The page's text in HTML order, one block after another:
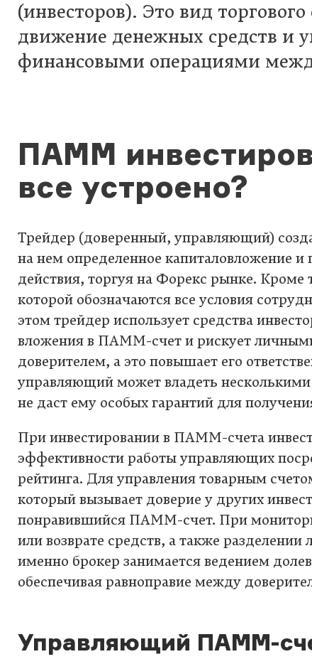
(инвесторов). Это вид
движение денежных средств и
финансовыми операциями
ПАММ
все устроено?
Трейдер (доверенный, управляющий)
на нем определенное капиталовложение и
действия, торгуя на Форекс рынке. Кроме
которой обозначаются все условия
этом трейдер использует средства
вложения в ПАММ-счет и рискует
доверителем, а это повышает его
управляющий может владеть
не даст ему особых гарантий для
При инвестировании в ПАММ-счета
эффективности работы управляющих
рейтинга. Для управления товарным
который вызывает доверие у других
понравившийся ПАММ-счет. При
или возврате средств, а также
именно брокер занимается ведением
обеспечивая равноправие между
Управляющий ПАММ-